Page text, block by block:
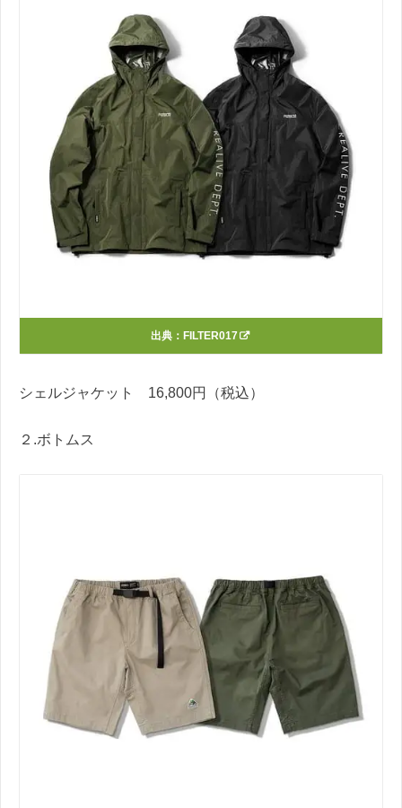
出典： FILTER017
シェルジャケット 16,800円（税込）
２.ボトムス